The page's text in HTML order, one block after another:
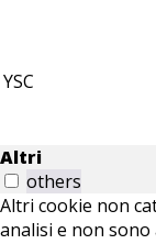
YSC
Altri
others
Altri cookie non
analisi e non